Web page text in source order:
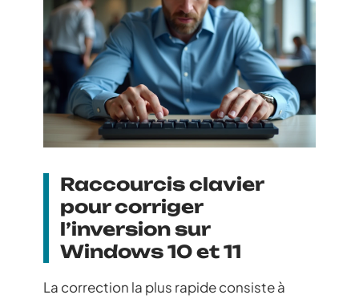
Raccourcis clavier
pour corriger
l’inversion sur
Windows 10 et 11
La correction la plus rapide consiste à